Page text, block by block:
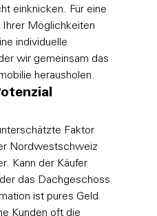
einknicken. Für eine
Ihrer Möglichkeiten
individuelle
wir gemeinsam das
herausholen.
Faktor
Nordwestschweiz
Kann der Käufer
das Dachgeschoss
ist pures Geld
Kunden oft die